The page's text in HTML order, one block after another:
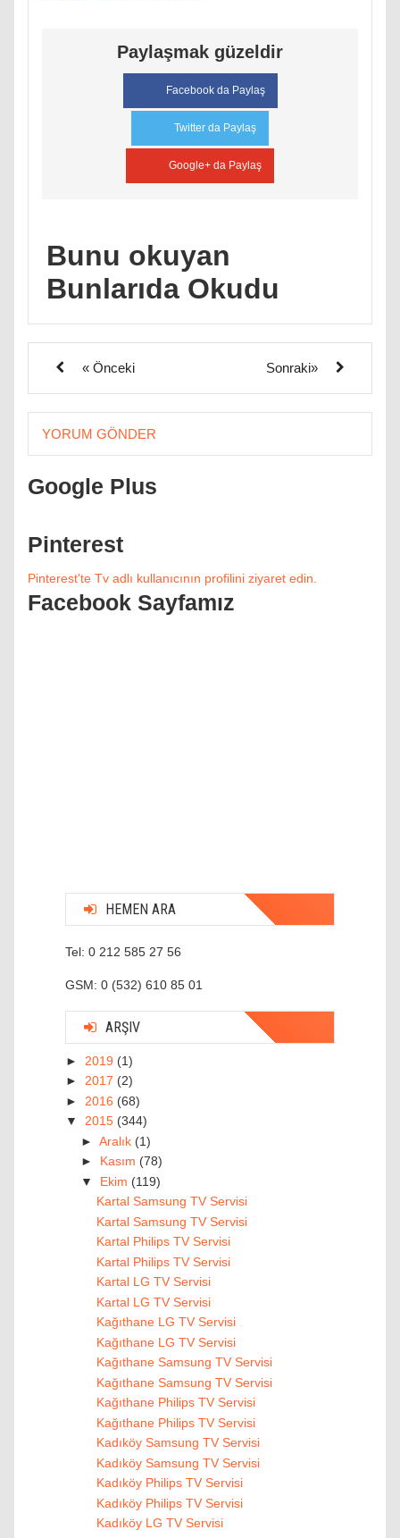
Paylaşmak güzeldir
Facebook da Paylaş
Twitter da Paylaş
Google+ da Paylaş
Bunu okuyan
Bunlarıda Okudu
« Önceki Sonraki»
YORUM GÖNDER
Google Plus
Pinterest
Pinterest'te Tv adlı kullanıcının profilini ziyaret edin.
Facebook Sayfamız
HEMEN ARA
Tel: 0 212 585 27 56
GSM: 0 (532) 610 85 01
ARŞIV
► 2019 (1)
► 2017 (2)
► 2016 (68)
▼ 2015 (344)
► Aralık (1)
► Kasım (78)
▼ Ekim (119)
Kartal Samsung TV Servisi
Kartal Samsung TV Servisi
Kartal Philips TV Servisi
Kartal Philips TV Servisi
Kartal LG TV Servisi
Kartal LG TV Servisi
Kağıthane LG TV Servisi
Kağıthane LG TV Servisi
Kağıthane Samsung TV Servisi
Kağıthane Samsung TV Servisi
Kağıthane Philips TV Servisi
Kağıthane Philips TV Servisi
Kadıköy Samsung TV Servisi
Kadıköy Samsung TV Servisi
Kadıköy Philips TV Servisi
Kadıköy Philips TV Servisi
Kadıköy LG TV Servisi